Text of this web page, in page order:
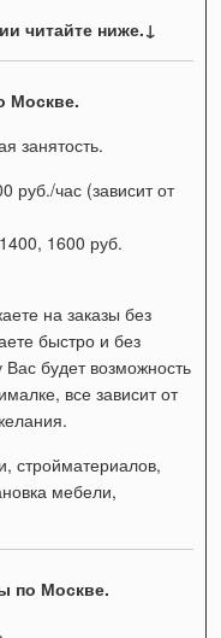
читайте ниже.↓
Москве.
занятость.
руб./час (зависит от
1600 руб.
на заказы без
быстро и без
будет возможность
все зависит от
стройматериалов,
мебели,
по Москве.